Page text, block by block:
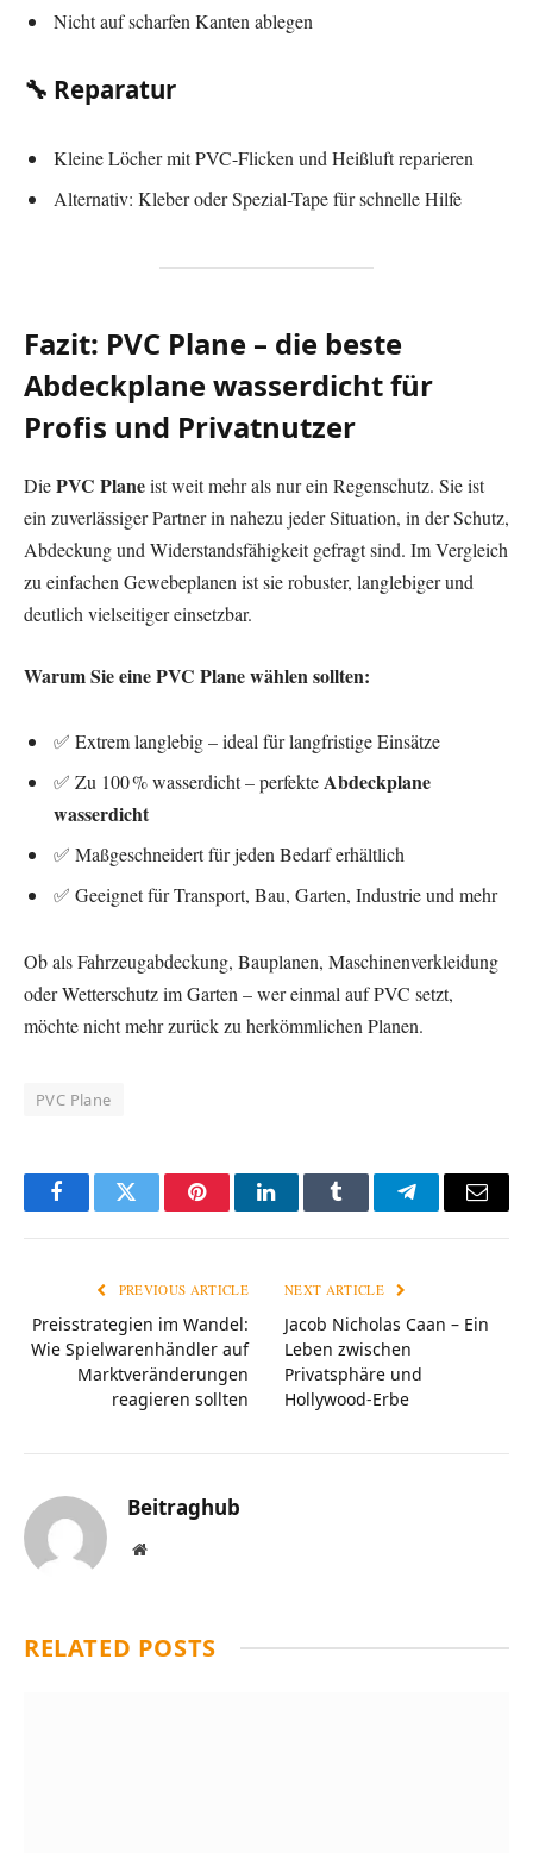
Nicht auf scharfen Kanten ablegen
🔧 Reparatur
Kleine Löcher mit PVC-Flicken und Heißluft reparieren
Alternativ: Kleber oder Spezial-Tape für schnelle Hilfe
Fazit: PVC Plane – die beste
Abdeckplane wasserdicht für
Profis und Privatnutzer
DiePVC Planeist weit mehr als nur ein Regenschutz. Sie ist
ein zuverlässiger Partner in nahezu jeder Situation, in der Schutz,
Abdeckung und Widerstandsfähigkeit gefragt sind. Im Vergleich
zu einfachen Gewebeplanen ist sie robuster, langlebiger und
deutlich vielseitiger einsetzbar.
Warum Sie eine PVC Plane wählen sollten:
✅ Extrem langlebig – ideal für langfristige Einsätze
✅ Zu 100 % wasserdicht – perfekteAbdeckplane
wasserdicht
✅ Maßgeschneidert für jeden Bedarf erhältlich
✅ Geeignet für Transport, Bau, Garten, Industrie und mehr
Ob als Fahrzeugabdeckung, Bauplanen, Maschinenverkleidung
oder Wetterschutz im Garten – wer einmal auf PVC setzt,
möchte nicht mehr zurück zu herkömmlichen Planen.
PVC Plane
FacebookTwitter PinterestLinkedInTumblr TelegramEmail
PREVIOUS ARTICLE
Preisstrategien im Wandel:
Wie Spielwarenhändler auf
Marktveränderungen
reagieren sollten
NEXT ARTICLE
Jacob Nicholas Caan – Ein
Leben zwischen
Privatsphäre und
Hollywood‑Erbe
Beitraghub
Website
RELATED POSTS